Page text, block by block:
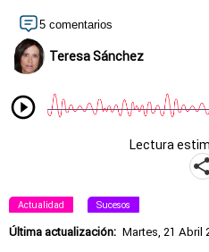
5 comentarios
Teresa Sánchez
Lectura
Actualidad Sucesos
Última actualización: Martes, 21 Abril